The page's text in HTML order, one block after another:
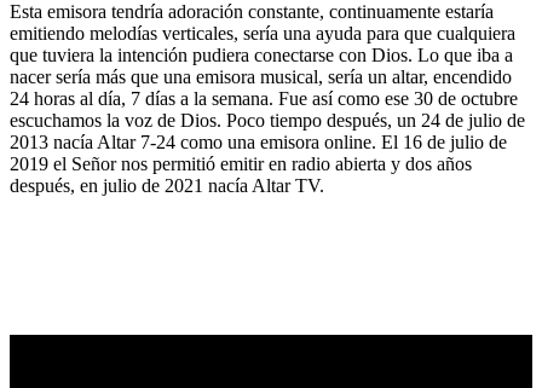
Esta emisora tendría adoración constante, continuamente estaría
emitiendo melodías verticales, sería una ayuda para que cualquiera
que tuviera la intención pudiera conectarse con Dios. Lo que iba a
nacer sería más que una emisora musical, sería un altar, encendido
24 horas al día, 7 días a la semana. Fue así como ese 30 de octubre
escuchamos la voz de Dios. Poco tiempo después, un 24 de julio de
2013 nacía Altar 7-24 como una emisora online. El 16 de julio de
2019 el Señor nos permitió emitir en radio abierta y dos años
después, en julio de 2021 nacía Altar TV.